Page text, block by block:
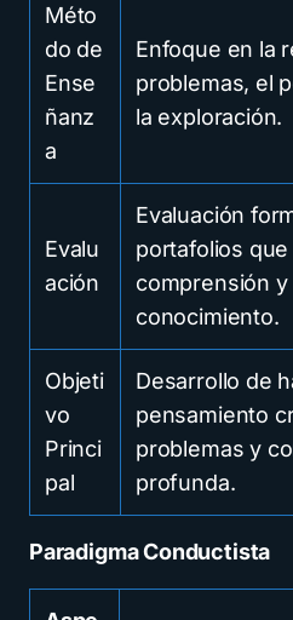
Méto
do de
Ense
ñanz
a
Enfoque en la
problemas, el
la exploración.
Evalu
ación
Evaluación
portafolios
comprensión y
conocimiento.
Objeti
vo
Princi
pal
Desarrollo de
pensamiento
problemas y
profunda.
Paradigma Conductista